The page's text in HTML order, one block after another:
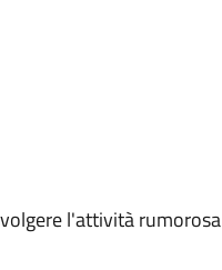
l'attività rumorosa